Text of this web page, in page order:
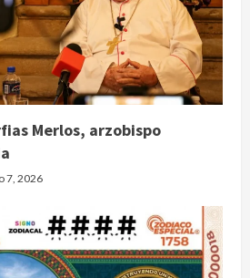
Merlos, arzobispo
7, 2026